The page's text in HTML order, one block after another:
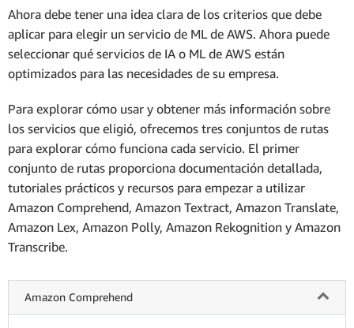
Ahora debe tener una idea clara de los criterios que debe
aplicar para elegir un servicio de ML de AWS. Ahora puede
seleccionar qué servicios de IA o ML de AWS están
optimizados para las necesidades de su empresa.
Para explorar cómo usar y obtener más información sobre
los servicios que eligió, ofrecemos tres conjuntos de rutas
para explorar cómo funciona cada servicio. El primer
conjunto de rutas proporciona documentación detallada,
tutoriales prácticos y recursos para empezar a utilizar
Amazon Comprehend, Amazon Textract, Amazon Translate,
Amazon Lex, Amazon Polly, Amazon Rekognition y Amazon
Transcribe.
Amazon Comprehend